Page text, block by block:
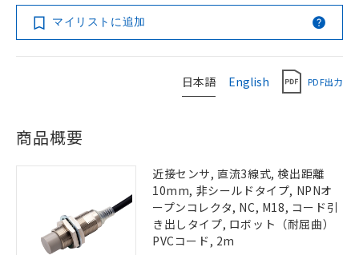
マイリストに追加
日本語 English PDF出力
商品概要
近接センサ, 直流3線式, 検出距離
10mm, 非シールドタイプ, NPNオ
ープンコレクタ, NC, M18, コード引
き出しタイプ, ロボット（耐屈曲）
PVCコード, 2m